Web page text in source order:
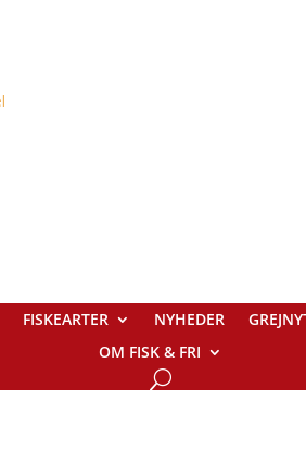
FISKEARTER NYHEDER
OM FISK & FRI